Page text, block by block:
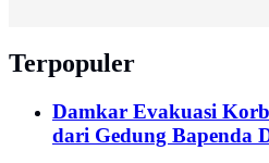
Terpopuler
Damkar Evakuasi
dari Gedung Bapenda